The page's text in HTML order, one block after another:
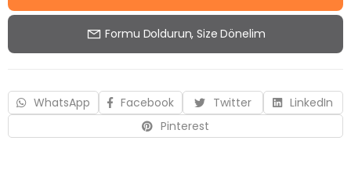
Formu Doldurun, Size Dönelim
WhatsApp Facebook Twitter
LinkedIn
Pinterest